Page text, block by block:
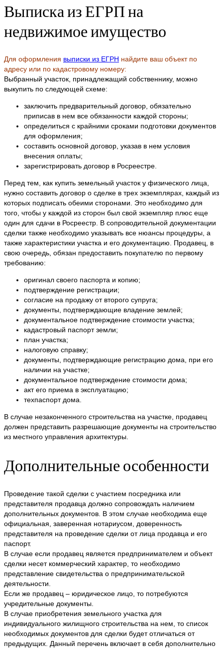
Выписка из ЕГРП на
недвижимое имущество
Для оформления выписки из ЕГРН найдите ваш объект по
адресу или по кадастровому номеру:
Выбранный участок, принадлежащий собственнику, можно
выкупить по следующей схеме:
заключить предварительный договор, обязательно
приписав в нем все обязанности каждой стороны;
определиться с крайними сроками подготовки документов
для оформления;
составить основной договор, указав в нем условия
внесения оплаты;
зарегистрировать договор в Росреестре.
Перед тем, как купить земельный участок у физического лица,
нужно составить договор о сделке в трех экземплярах, каждый из
которых подписать обеими сторонами. Это необходимо для
того, чтобы у каждой из сторон был свой экземпляр плюс еще
один для сдачи в Росреестр. В сопроводительной документации
сделки также необходимо указывать все нюансы процедуры, а
также характеристики участка и его документацию. Продавец, в
свою очередь, обязан предоставить покупателю по первому
требованию:
оригинал своего паспорта и копию;
подтверждение регистрации;
согласие на продажу от второго супруга;
документы, подтверждающие владение землей;
документальное подтверждение стоимости участка;
кадастровый паспорт земли;
план участка;
налоговую справку;
документы, подтверждающие регистрацию дома, при его
наличии на участке;
документальное подтверждение стоимости дома;
акт его приема в эксплуатацию;
техпаспорт дома.
В случае незаконченного строительства на участке, продавец
должен представить разрешающие документы на строительство
из местного управления архитектуры.
Дополнительные особенности
Проведение такой сделки с участием посредника или
представителя продавца должно сопровождать наличием
дополнительных документов. В этом случае необходима еще
официальная, заверенная нотариусом, доверенность
представителя на проведение сделки от лица продавца и его
паспорт.
В случае если продавец является предпринимателем и объект
сделки несет коммерческий характер, то необходимо
представление свидетельства о предпринимательской
деятельности.
Если же продавец – юридическое лицо, то потребуются
учредительные документы.
В случае приобретения земельного участка для
индивидуального жилищного строительства на нем, то список
необходимых документов для сделки будет отличаться от
предыдущих. Данный перечень включает в себя дополнительно